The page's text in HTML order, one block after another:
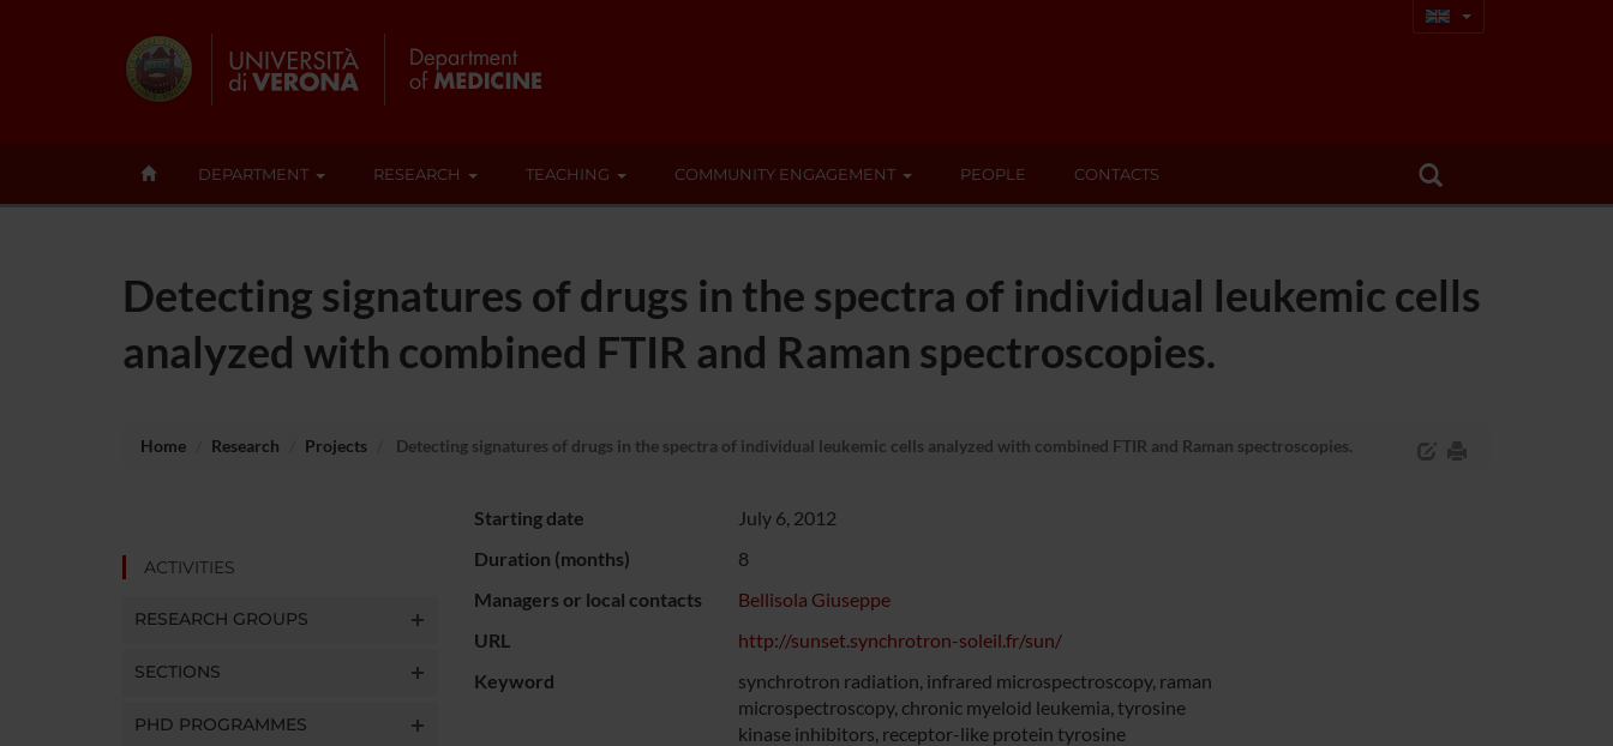
DEPARTMENT RESEARCH TEACHING COMMUNITY ENGAGEMENT PEOPLE CONTACTS
Detecting signatures of drugs in the spectra of individual leukemic cells
analyzed with combined FTIR and Raman spectroscopies.
Home Research Projects Detecting signatures of drugs in the spectra of individual leukemic cells analyzed with combined FTIR and Raman spectroscopies.
ACTIVITIES
RESEARCH GROUPS
SECTIONS
PHD PROGRAMMES
Starting date
July 6, 2012
Duration (months)
8
Managers or local contacts
Bellisola Giuseppe
URL
http://sunset.synchrotron-soleil.fr/sun/
Keyword
synchrotron radiation, infrared microspectroscopy, raman
microspectroscopy, chronic myeloid leukemia, tyrosine
kinase inhibitors, receptor-like protein tyrosine